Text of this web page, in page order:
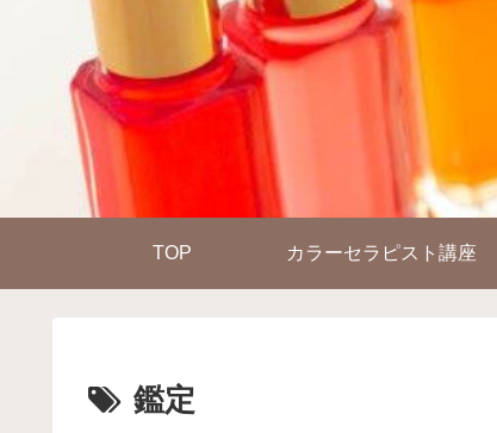
TOP カラーセラピスト講座
鑑定